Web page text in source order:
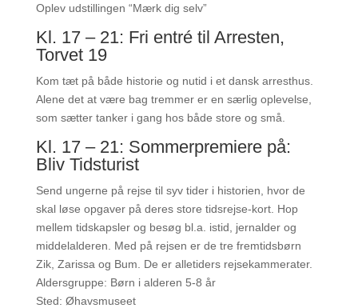
Oplev udstillingen “Mærk dig selv”
Kl. 17 – 21: Fri entré til Arresten,
Torvet 19
Kom tæt på både historie og nutid i et dansk arresthus.
Alene det at være bag tremmer er en særlig oplevelse,
som sætter tanker i gang hos både store og små.
Kl. 17 – 21: Sommerpremiere på:
Bliv Tidsturist
Send ungerne på rejse til syv tider i historien, hvor de
skal løse opgaver på deres store tidsrejse-kort. Hop
mellem tidskapsler og besøg bl.a. istid, jernalder og
middelalderen. Med på rejsen er de tre fremtidsbørn
Zik, Zarissa og Bum. De er alletiders rejsekammerater.
Aldersgruppe: Børn i alderen 5-8 år
Sted: Øhavsmuseet